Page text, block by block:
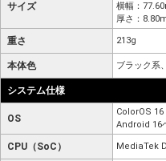
サイズ
横幅：
厚さ：
重さ 213g
本体色 ブラック系
システム仕様
OS
ColorOS 16
Android 16
CPU（SoC） MediaTek